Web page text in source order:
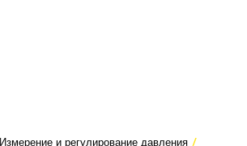
Измерение и регулирование давления /